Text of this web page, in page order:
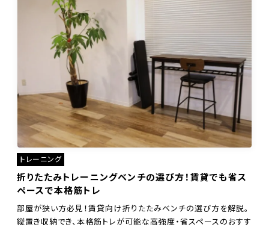
トレーニング
折りたたみトレーニングベンチの選び方！賃貸でも省ス
ペースで本格筋トレ
部屋が狭い方必見！賃貸向け折りたたみベンチの選び方を解説。
縦置き収納でき、本格筋トレが可能な高強度・省スペースのおすす